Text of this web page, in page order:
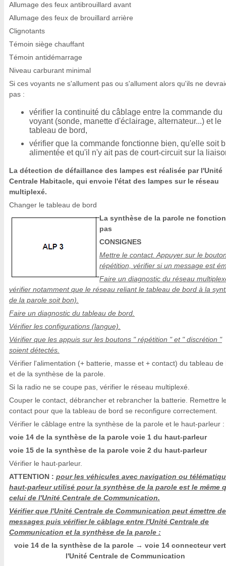
Allumage des feux antibrouillard avant
Allumage des feux de brouillard arrière
Clignotants
Témoin siège chauffant
Témoin antidémarrage
Niveau carburant minimal
Si ces voyants ne s'allument pas ou s'allument alors qu'ils ne
pas :
vérifier la continuité du câblage entre la commande du
voyant (sonde, manette d'éclairage, alternateur...) et le
tableau de bord,
vérifier que la commande fonctionne bien, qu'elle soit
alimentée et qu'il n'y ait pas de court-circuit sur la
La détection de défaillance des lampes est réalisée par l'Unité
Centrale Habitacle, qui envoie l'état des lampes sur le réseau
multiplexé.
Changer le tableau de bord
La synthèse de la parole ne
pas
CONSIGNES
Mettre le contact. Appuyer sur le
répétition, vérifier si un message est
Faire un diagnostic du réseau
vérifier notamment que le réseau reliant le tableau de bord à la
de la parole soit bon).
Faire un diagnostic du tableau de bord.
Vérifier les configurations (langue).
Vérifier que les appuis sur les boutons " répétition " et " discrétion "
soient détectés.
Vérifier l'alimentation (+ batterie, masse et + contact) du tableau de
et de la synthèse de la parole.
Si la radio ne se coupe pas, vérifier le réseau multiplexé.
Couper le contact, débrancher et rebrancher la batterie. Remettre
contact pour que la tableau de bord se reconfigure correctement.
Vérifier le câblage entre la synthèse de la parole et le haut-parleur :
voie 14 de la synthèse de la parole voie 1 du haut-parleur
voie 15 de la synthèse de la parole voie 2 du haut-parleur
Vérifier le haut-parleur.
ATTENTION : pour les véhicules avec navigation ou
haut-parleur utilisé pour la synthèse de la parole est le même
celui de l'Unité Centrale de Communication.
Vérifier que l'Unité Centrale de Communication peut émettre
messages puis vérifier le câblage entre l'Unité Centrale de
Communication et la synthèse de la parole :
voie 14 de la synthèse de la parole → voie 14 connecteur
l'Unité Centrale de Communication